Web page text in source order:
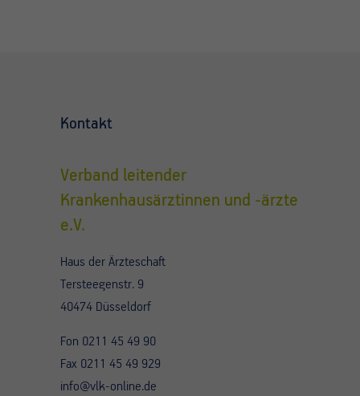
Kontakt
Verband leitender
Krankenhausärztinnen und -ärzte
e.V.
Haus der Ärzteschaft
Tersteegenstr. 9
40474 Düsseldorf
Fon 0211 45 49 90
Fax 0211 45 49 929
info@vlk-online.de